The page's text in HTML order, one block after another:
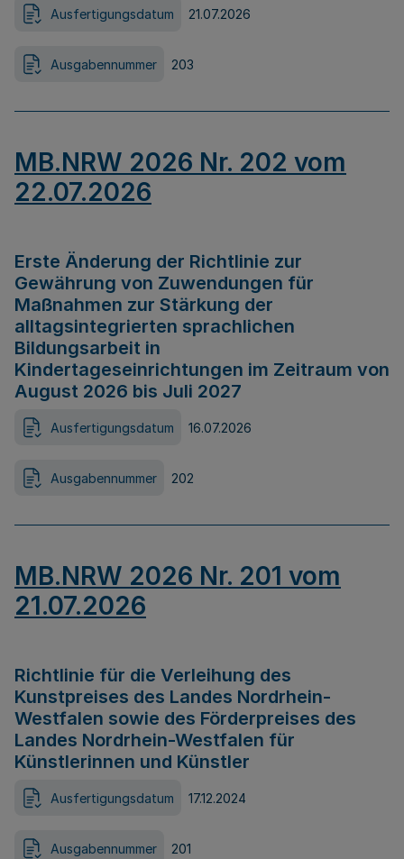
Ausfertigungsdatum 21.07.2026
Ausgabennummer 203
MB.NRW 2026 Nr. 202 vom
22.07.2026
Erste Änderung der Richtlinie zur
Gewährung von Zuwendungen für
Maßnahmen zur Stärkung der
alltagsintegrierten sprachlichen
Bildungsarbeit in
Kindertageseinrichtungen im Zeitraum von
August 2026 bis Juli 2027
Ausfertigungsdatum 16.07.2026
Ausgabennummer 202
MB.NRW 2026 Nr. 201 vom
21.07.2026
Richtlinie für die Verleihung des
Kunstpreises des Landes Nordrhein-
Westfalen sowie des Förderpreises des
Landes Nordrhein-Westfalen für
Künstlerinnen und Künstler
Ausfertigungsdatum 17.12.2024
Ausgabennummer 201